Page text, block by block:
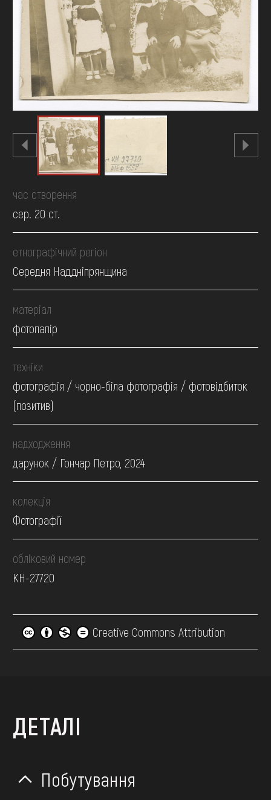
ОНЛАЙН-КРАМНИЦЯ
ПІДТРИМАТИ
час створення
сер. 20 ст.
етнографічний регіон
Середня Наддніпрянщина
матеріал
фотопапір
техніки
фотографія / чорно-біла фотографія / фотовідбиток
(позитив)
надходження
дарунок / Гончар Петро, 2024
колекція
Фотографії
обліковий номер
КН-27720
Creative Commons Attribution
ДЕТАЛІ
Побутування